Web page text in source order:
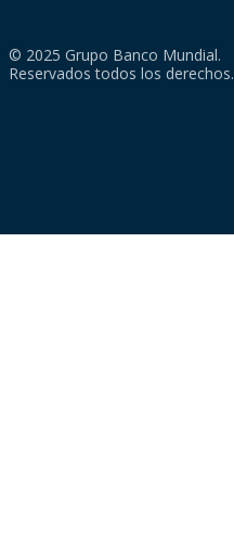
© 2025 Grupo Banco Mundial.
Reservados todos los derechos.